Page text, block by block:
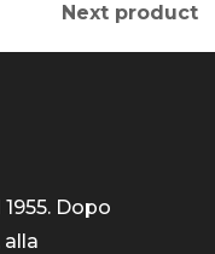
pagina
Next product
Dopo
alla